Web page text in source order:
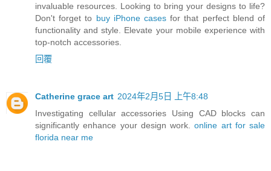
invaluable resources. Looking to bring your designs to life?
Don't forget to buy iPhone cases for that perfect blend of
functionality and style. Elevate your mobile experience with
top-notch accessories.
回覆
Catherine grace art 2024年2月5日 上午8:48
Investigating cellular accessories Using CAD blocks can
significantly enhance your design work.online art for sale
florida near me